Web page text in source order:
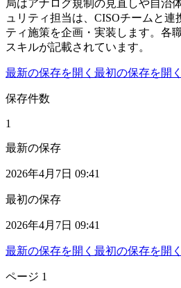
局はアナログ規制の見直しや自治
ュリティ担当は、CISOチームと連
ティ施策を企画・実装します。各
スキルが記載されています。
最新の保存を開く 最初の保存を開く
保存件数
1
最新の保存
2026年4月7日 09:41
最初の保存
2026年4月7日 09:41
最新の保存を開く 最初の保存を開く
ページ 1